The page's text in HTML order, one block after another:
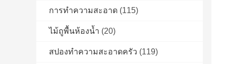
การทําความสะอาด (115)
ไม้ถูพื้นห้องน้ำ (20)
สปองทําความสะอาดครัว (119)